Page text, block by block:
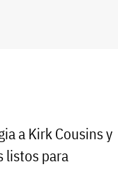
a Kirk Cousins y
listos para